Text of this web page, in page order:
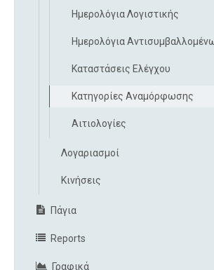
Ημερολόγια Λογιστικής
Ημερολόγια
Καταστάσεις Ελέγχου
Κατηγορίες Αναμόρφωσης
Αιτιολογίες
Λογαριασμοί
Κινήσεις
Πάγια
Reports
Γραφικά